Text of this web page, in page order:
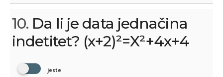
10. Da li je data jednačina
indetitet? (x+2)²=X²+4x+4
jeste